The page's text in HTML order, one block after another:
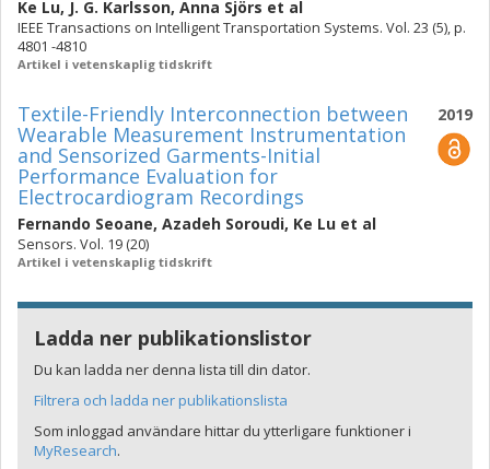
Ke Lu, J. G. Karlsson, Anna Sjörs et al
IEEE Transactions on Intelligent Transportation Systems. Vol. 23 (5), p.
4801 -4810
Artikel i vetenskaplig tidskrift
2019
Textile-Friendly Interconnection between
Wearable Measurement Instrumentation
and Sensorized Garments-Initial
Performance Evaluation for
Electrocardiogram Recordings
Fernando Seoane, Azadeh Soroudi, Ke Lu et al
Sensors. Vol. 19 (20)
Artikel i vetenskaplig tidskrift
Ladda ner publikationslistor
Du kan ladda ner denna lista till din dator.
Filtrera och ladda ner publikationslista
Som inloggad användare hittar du ytterligare funktioner i
MyResearch.